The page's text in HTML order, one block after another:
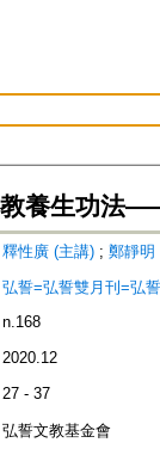
養生功法
釋性廣 (主講) ; 鄭靜明
弘誓=弘誓雙月刊=弘
n.168
2020.12
27 - 37
弘誓文教基金會